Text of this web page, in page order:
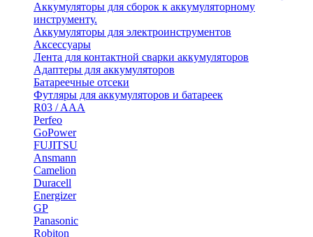
Аккумуляторы для сборок к аккумуляторному
инструменту.
Аккумуляторы для электроинструментов
Аксессуары
Лента для контактной сварки аккумуляторов
Адаптеры для аккумуляторов
Батареечные отсеки
Футляры для аккумуляторов и батареек
R03 / AAA
Perfeo
GoPower
FUJITSU
Ansmann
Camelion
Duracell
Energizer
GP
Panasonic
Robiton